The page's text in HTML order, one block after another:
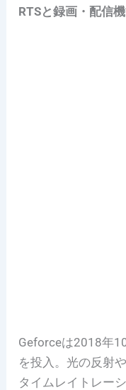
RTSと録画・配信
Geforceは2018年
を投入。光の反射
タイムレイトレー